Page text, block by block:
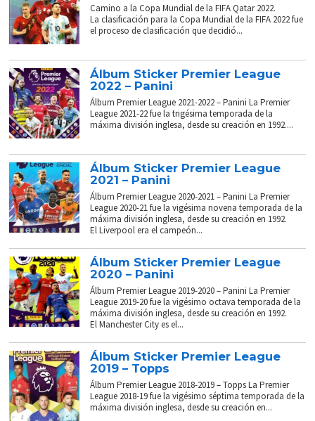
Camino a la Copa Mundial de la FIFA Qatar 2022.
La clasificación para la Copa Mundial de la FIFA 2022 fue
el proceso de clasificación que decidió...
Álbum Sticker Premier League
2022 – Panini
Álbum Premier League 2021-2022 – Panini La Premier
League 2021-22 fue la trigésima temporada de la
máxima división inglesa, desde su creación en 1992....
Álbum Sticker Premier League
2021 – Panini
Álbum Premier League 2020-2021 – Panini La Premier
League 2020-21 fue la vigésima novena temporada de la
máxima división inglesa, desde su creación en 1992.
El Liverpool era el campeón...
Álbum Sticker Premier League
2020 – Panini
Álbum Premier League 2019-2020 – Panini La Premier
League 2019-20 fue la vigésimo octava temporada de la
máxima división inglesa, desde su creación en 1992.
El Manchester City es el...
Álbum Sticker Premier League
2019 – Topps
Álbum Premier League 2018-2019 – Topps La Premier
League 2018-19 fue la vigésimo séptima temporada de la
máxima división inglesa, desde su creación en...